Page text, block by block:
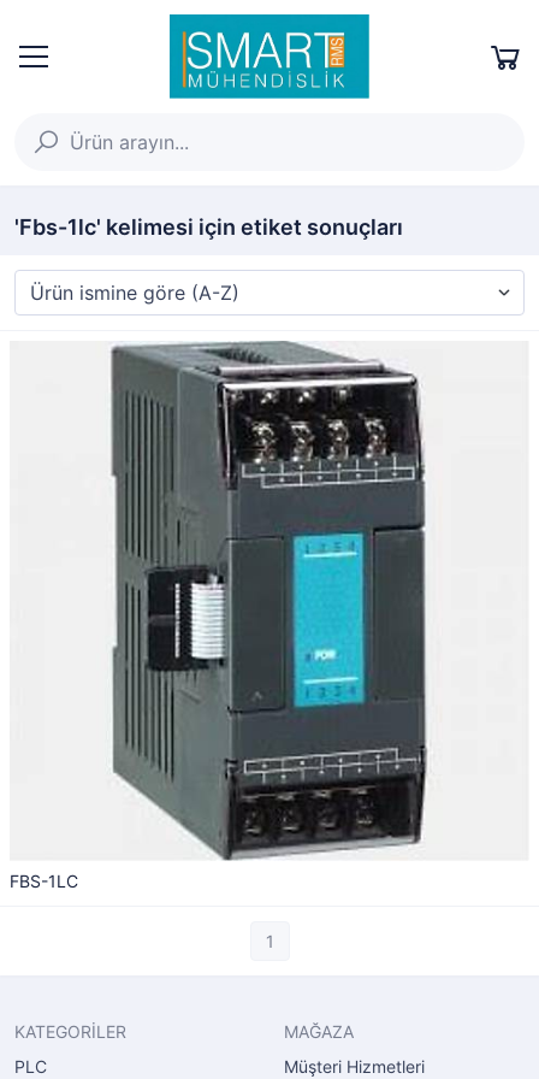
'Fbs-1lc' kelimesi için etiket sonuçları
FBS-1LC
1
KATEGORİLER
PLC
MAĞAZA
Müşteri Hizmetleri